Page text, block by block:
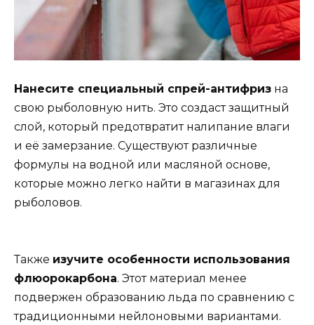
Нанесите специальный спрей-антифриз на
свою рыболовную нить. Это создаст защитный
слой, который предотвратит налипание влаги
и её замерзание. Существуют различные
формулы на водной или масляной основе,
которые можно легко найти в магазинах для
рыболовов.
Также изучите особенности использования
флюорокарбона. Этот материал менее
подвержен образованию льда по сравнению с
традиционными нейлоновыми вариантами.